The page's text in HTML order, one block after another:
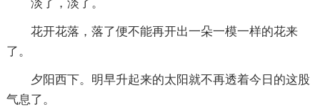
淡了，淡了。
花开花落，落了便不能再开出一朵一模一样的花来
了。
夕阳西下。明早升起来的太阳就不再透着今日的这股
气息了。